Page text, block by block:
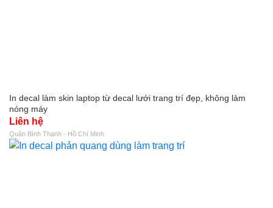
In decal làm skin laptop từ decal lưới trang trí đẹp, không làm
nóng máy
Liên hệ
Quận Bình Thạnh - Hồ Chí Minh